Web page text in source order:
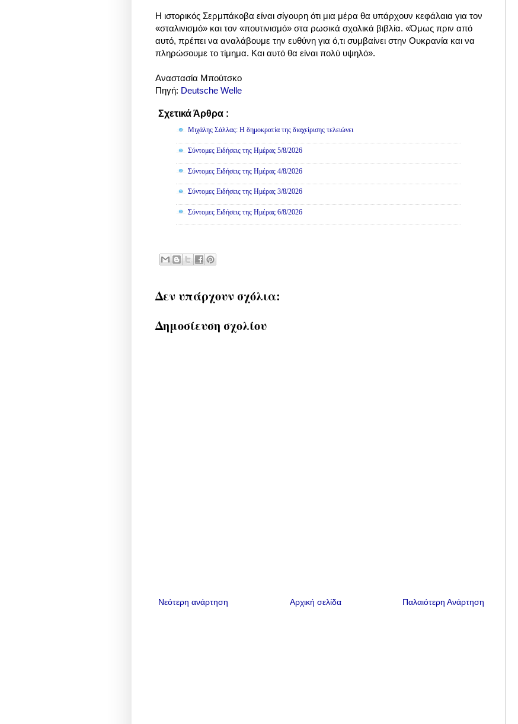
Η ιστορικός Σερμπάκοβα είναι σίγουρη ότι μια μέρα θα υπάρχουν κεφάλαια για τον
«σταλινισμό» και τον «πουτινισμό» στα ρωσικά σχολικά βιβλία. «Όμως πριν από
αυτό, πρέπει να αναλάβουμε την ευθύνη για ό,τι συμβαίνει στην Ουκρανία και να
πληρώσουμε το τίμημα. Και αυτό θα είναι πολύ υψηλό».
Αναστασία Μπούτσκο
Πηγή: Deutsche Welle
Σχετικά Άρθρα :
Μιχάλης Σάλλας: Η δημοκρατία της διαχείρισης τελειώνει
Σύντομες Ειδήσεις της Ημέρας 5/8/2026
Σύντομες Ειδήσεις της Ημέρας 4/8/2026
Σύντομες Ειδήσεις της Ημέρας 3/8/2026
Σύντομες Ειδήσεις της Ημέρας 6/8/2026
Δεν υπάρχουν σχόλια:
Δημοσίευση σχολίου
Νεότερη ανάρτηση Παλαιότερη Ανάρτηση
Αρχική σελίδα